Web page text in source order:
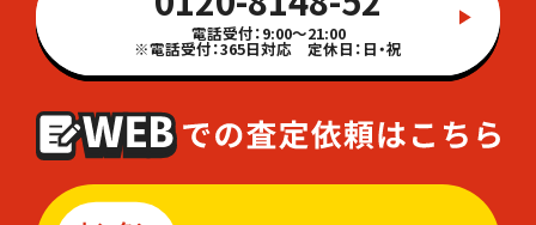
電話受付：9:00～21:00
※電話受付：365日対応 定休日：日・祝